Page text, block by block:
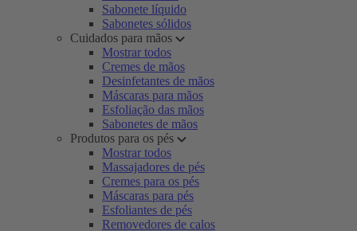
Sabonete líquido
Sabonetes sólidos
Cuidados para mãos
Mostrar todos
Cremes de mãos
Desinfetantes de mãos
Máscaras para mãos
Esfoliação das mãos
Sabonetes de mãos
Produtos para os pés
Mostrar todos
Massajadores de pés
Cremes para os pés
Máscaras para pés
Esfoliantes de pés
Removedores de calos